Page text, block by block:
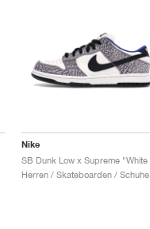
Nike
Herren / Skateboarden / Schuhe